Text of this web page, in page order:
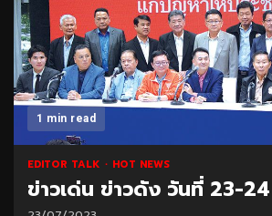
1 min read
EDITOR TALK HOT NEWS
ข่าวเด่น ข่าวดัง วันที่ 23-